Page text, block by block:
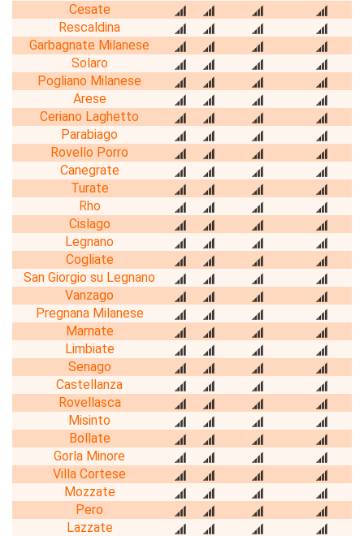
Cesate
Rescaldina
Garbagnate Milanese
Solaro
Pogliano Milanese
Arese
Ceriano Laghetto
Parabiago
Rovello Porro
Canegrate
Turate
Rho
Cislago
Legnano
Cogliate
San Giorgio su Legnano
Vanzago
Pregnana Milanese
Marnate
Limbiate
Senago
Castellanza
Rovellasca
Misinto
Bollate
Gorla Minore
Villa Cortese
Mozzate
Pero
Lazzate